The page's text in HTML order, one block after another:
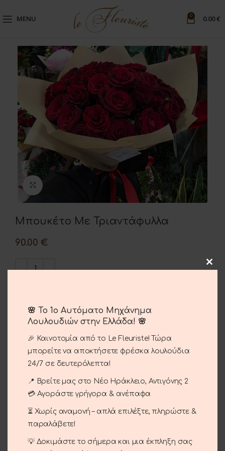
MENU 0 0.00€
Μπουκέτο Με Τριαντάφυλλα
90.00 €
Σύγκριση Αγαπημένο
Κωδικός προϊόντος:01-27
Κατηγορίες: Περιστάσεις, Αγίου Βαλεντίνου ,
Γενέθλια - Γιορτή , Επέτειος
Share:
Αποστολή και παράδοση
🌸 Το 1ο Αυτόματο Μηχάνημα
Λουλουδιών στην Ελλάδα! 🌸
🎉 Καινοτομία από το Le Fleuriste! Τώρα
μπορείτε να αποκτήσετε φρέσκα λουλούδια
24/7 σε δευτερόλεπτα!
📍 Βρείτε μας στο Νέο Ηράκλειο, Αντιγόνης 2
💳 Αγοράστε γρήγορα & ανέπαφα
⏳ Χωρίς αναμονή – απλά επιλέξτε, πληρώστε &
παραλάβετε!
💡 Δοκιμάστε το σήμερα και μια έκπληξη σας